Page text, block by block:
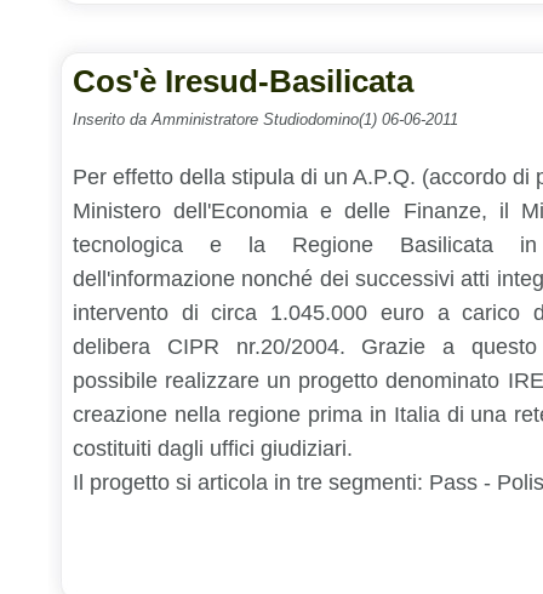
Cos'è Iresud-Basilicata
Inserito da Amministratore Studiodomino(1) 06-06-2011
Per effetto della stipula di un A.P.Q. (accordo di
Ministero dell'Economia e delle Finanze, il
tecnologica e la Regione Basilicata
dell'informazione nonché dei successivi atti
intervento di circa 1.045.000 euro a carico
delibera CIPR nr.20/2004. Grazie a
possibile realizzare un progetto denominato
creazione nella regione prima in Italia di una
costituiti dagli uffici giudiziari.
Il progetto si articola in tre segmenti: Pass -